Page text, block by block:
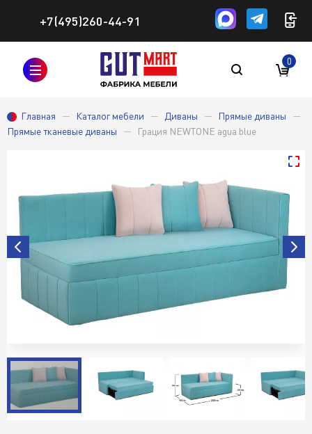
+7(495)260-44-91
0
Главная Каталог мебели Диваны
Прямые диваны
Прямые тканевые диваны
Грация NEWTONE agua blue